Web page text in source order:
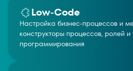
Low-Code
Настройка бизнес-процессов и
конструкторы процессов, ролей
программирования